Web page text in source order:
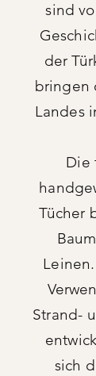
sind
der
bringen
Landes
Die
Tücher
Strand-
sich